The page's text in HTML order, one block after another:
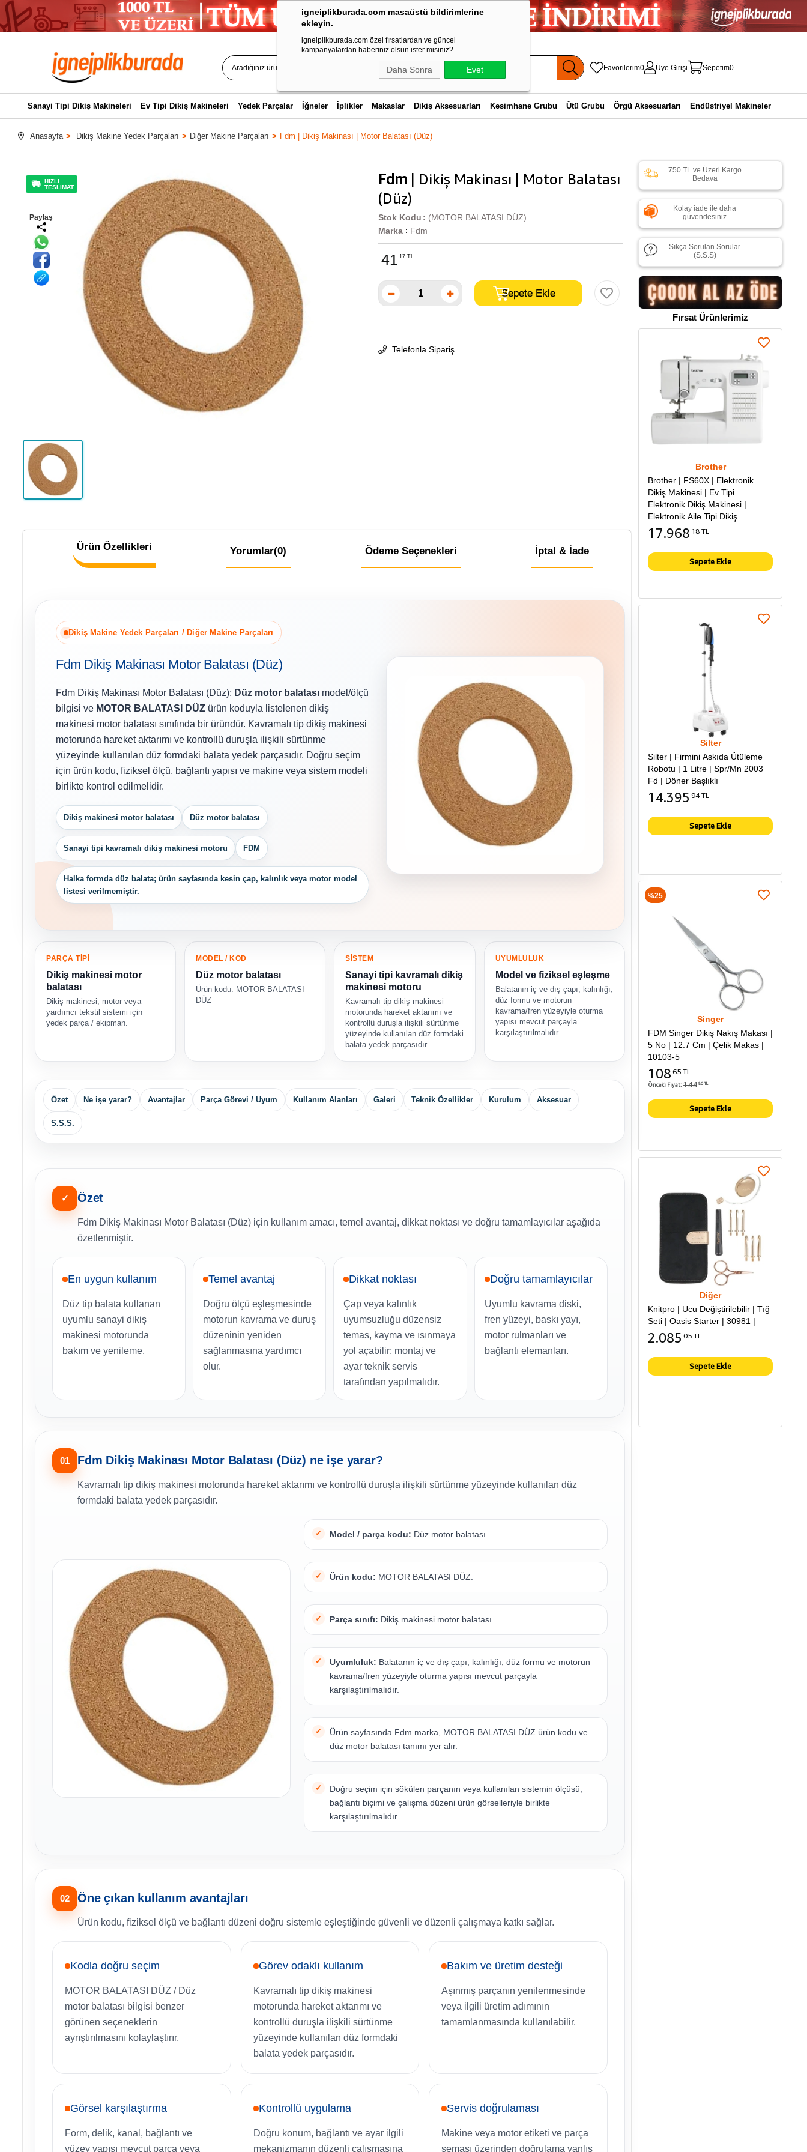
igneiplikburada.com masaüstü bildirimlerine
ekleyin.
igneiplikburada.com özel fırsatlardan ve güncel
kampanyalardan haberiniz olsun ister misiniz?
Daha Sonra Evet Favorilerim0 Üye Girişi Sepetim0
Sanayi Tipi Dikiş Makineleri Ev Tipi Dikiş Makineleri Yedek Parçalar İğneler İplikler Makaslar Dikiş Aksesuarları Kesimhane Grubu Ütü Grubu Örgü Aksesuarları Endüstriyel Makineler
Anasayfa Dikiş Makine Yedek Parçaları Diğer Makine Parçaları Fdm | Dikiş Makinası | Motor Balatası (Düz)
HIZLI
TESLİMAT
Paylaş
Fdm | Dikiş Makinası | Motor Balatası
(Düz)
(MOTOR BALATASI DÜZ)
Stok Kodu
Marka : Fdm
41 17 TL
Telefonla Sipariş
Ürün Özellikleri Yorumlar(0) Ödeme Seçenekleri İptal & İade
Dikiş Makine Yedek Parçaları / Diğer Makine Parçaları
Fdm Dikiş Makinası Motor Balatası (Düz)
Fdm Dikiş Makinası Motor Balatası (Düz); Düz motor balatası model/ölçü
bilgisi ve MOTOR BALATASI DÜZ ürün koduyla listelenen dikiş
makinesi motor balatası sınıfında bir üründür. Kavramalı tip dikiş makinesi
motorunda hareket aktarımı ve kontrollü duruşla ilişkili sürtünme
yüzeyinde kullanılan düz formdaki balata yedek parçasıdır. Doğru seçim
için ürün kodu, fiziksel ölçü, bağlantı yapısı ve makine veya sistem modeli
birlikte kontrol edilmelidir.
Dikiş makinesi motor balatası Düz motor balatası
Sanayi tipi kavramalı dikiş makinesi motoru FDM
Halka formda düz balata; ürün sayfasında kesin çap, kalınlık veya motor model
listesi verilmemiştir.
PARÇA TİPİ
Dikiş makinesi motor
balatası
Dikiş makinesi, motor veya
yardımcı tekstil sistemi için
yedek parça / ekipman.
MODEL / KOD
Düz motor balatası
Ürün kodu: MOTOR BALATASI
DÜZ
SİSTEM
Sanayi tipi kavramalı dikiş
makinesi motoru
Kavramalı tip dikiş makinesi
motorunda hareket aktarımı ve
kontrollü duruşla ilişkili sürtünme
yüzeyinde kullanılan düz formdaki
balata yedek parçasıdır.
UYUMLULUK
Model ve fiziksel eşleşme
Balatanın iç ve dış çapı, kalınlığı,
düz formu ve motorun
kavrama/fren yüzeyiyle oturma
yapısı mevcut parçayla
karşılaştırılmalıdır.
Özet Ne işe yarar? Avantajlar Parça Görevi / Uyum Kullanım Alanları Galeri Teknik Özellikler Kurulum Aksesuar
S.S.S.
✓ Özet
Fdm Dikiş Makinası Motor Balatası (Düz) için kullanım amacı, temel avantaj, dikkat noktası ve doğru tamamlayıcılar aşağıda
özetlenmiştir.
En uygun kullanım
Düz tip balata kullanan
uyumlu sanayi dikiş
makinesi motorunda
bakım ve yenileme.
Temel avantaj
Doğru ölçü eşleşmesinde
motorun kavrama ve duruş
düzeninin yeniden
sağlanmasına yardımcı
olur.
Dikkat noktası
Çap veya kalınlık
uyumsuzluğu düzensiz
temas, kayma ve ısınmaya
yol açabilir; montaj ve
ayar teknik servis
tarafından yapılmalıdır.
Doğru tamamlayıcılar
Uyumlu kavrama diski,
fren yüzeyi, baskı yayı,
motor rulmanları ve
bağlantı elemanları.
01 Fdm Dikiş Makinası Motor Balatası (Düz) ne işe yarar?
Kavramalı tip dikiş makinesi motorunda hareket aktarımı ve kontrollü duruşla ilişkili sürtünme yüzeyinde kullanılan düz
formdaki balata yedek parçasıdır.
Model / parça kodu: Düz motor balatası.
Ürün kodu: MOTOR BALATASI DÜZ.
Parça sınıfı: Dikiş makinesi motor balatası.
Uyumluluk: Balatanın iç ve dış çapı, kalınlığı, düz formu ve motorun
kavrama/fren yüzeyiyle oturma yapısı mevcut parçayla
karşılaştırılmalıdır.
Ürün sayfasında Fdm marka, MOTOR BALATASI DÜZ ürün kodu ve
düz motor balatası tanımı yer alır.
Doğru seçim için sökülen parçanın veya kullanılan sistemin ölçüsü,
bağlantı biçimi ve çalışma düzeni ürün görselleriyle birlikte
karşılaştırılmalıdır.
02 Öne çıkan kullanım avantajları
Ürün kodu, fiziksel ölçü ve bağlantı düzeni doğru sistemle eşleştiğinde güvenli ve düzenli çalışmaya katkı sağlar.
Kodla doğru seçim
MOTOR BALATASI DÜZ / Düz
motor balatası bilgisi benzer
görünen seçeneklerin
ayrıştırılmasını kolaylaştırır.
Görev odaklı kullanım
Kavramalı tip dikiş makinesi
motorunda hareket aktarımı ve
kontrollü duruşla ilişkili sürtünme
yüzeyinde kullanılan düz formdaki
balata yedek parçasıdır.
Bakım ve üretim desteği
Aşınmış parçanın yenilenmesinde
veya ilgili üretim adımının
tamamlanmasında kullanılabilir.
Görsel karşılaştırma
Form, delik, kanal, bağlantı ve
yüzey yapısı mevcut parça veya
Kontrollü uygulama
Doğru konum, bağlantı ve ayar ilgili
mekanizmanın düzenli çalışmasına
Servis doğrulaması
Makine veya motor etiketi ve parça
şeması üzerinden doğrulama yanlış
750 TL ve Üzeri Kargo
Bedava
Kolay iade ile daha
güvendesiniz
Sıkça Sorulan Sorular
(S.S.S)
Fırsat Ürünlerimiz
Brother
Brother | FS60X | Elektronik
Dikiş Makinesi | Ev Tipi
Elektronik Dikiş Makinesi |
Elektronik Aile Tipi Dikiş
Makinesi
17.968 18 TL
Sepete Ekle
Silter
Silter | Firmini Askıda Ütüleme
Robotu | 1 Litre | Spr/Mn 2003
Fd | Döner Başlıklı
14.395 94 TL
Sepete Ekle
Singer
FDM Singer Dikiş Nakış Makası |
5 No | 12.7 Cm | Çelik Makas |
10103-5
108 65 TL
Önceki Fiyat:144 86 TL
Sepete Ekle
%25
Diğer
Knitpro | Ucu Değiştirilebilir | Tığ
Seti | Oasis Starter | 30981 |
2.085 05 TL
Sepete Ekle